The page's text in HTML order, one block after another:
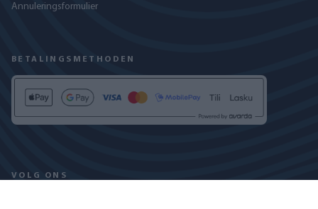
Annuleringsformulier
BETALINGSMETHODEN
VOLG ONS